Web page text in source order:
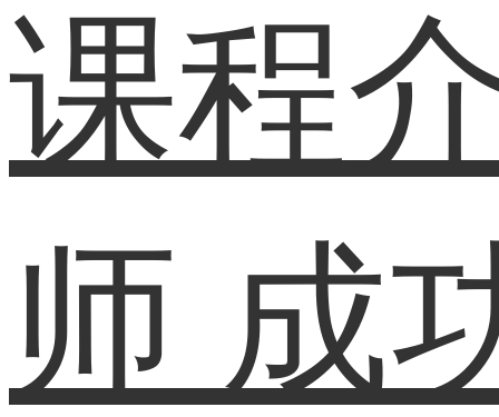
课程
师 成